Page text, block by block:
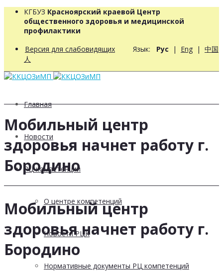
КГБУЗ Красноярский краевой Центр
общественного здоровья и медицинской
профилактики
Версия для слабовидящих Язык: Рус | Eng | 中国
人
Главная
Новости
РЦ компетенций
О центре компетенций
Новости РЦК
Нормативные документы РЦ компетенций
Мобильный центр
здоровья начнет работу г.
Бородино
Мобильный центр
здоровья начнет работу г.
Бородино